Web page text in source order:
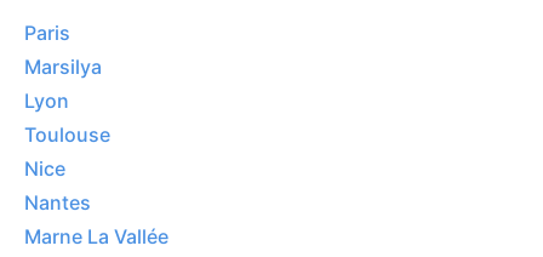
Paris
Marsilya
Lyon
Toulouse
Nice
Nantes
Marne La Vallée